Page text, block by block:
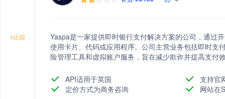
+比较
Yaspa是一家提供即时银行支付解决方案的公司，通过
使用卡片、代码或应用程序。公司主营业务包括即时支
险管理工具和虚拟账户服务，旨在减少欺诈并提高支付
API适用于英国
支持官
定价方式为商务咨询
网站在